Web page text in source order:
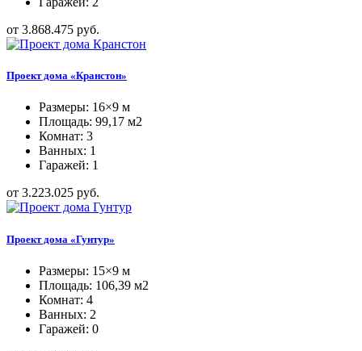
от 3.868.475 руб.
Проект дома «Кранстон»
Размеры: 16×9 м
Площадь: 99,17 м2
Комнат: 3
Ванных: 1
Гаражей: 1
от 3.223.025 руб.
Проект дома «Гунтур»
Размеры: 15×9 м
Площадь: 106,39 м2
Комнат: 4
Ванных: 2
Гаражей: 0